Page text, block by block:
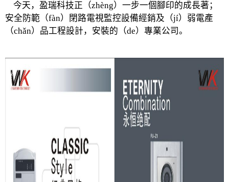
今天，盈瑞科技正（zhèng）一步一個腳印的成長著；
安全防範（fàn）閉路電視監控設備經銷及（jí）弱電產
（chǎn）品工程設計，安裝的（de）專業公司。